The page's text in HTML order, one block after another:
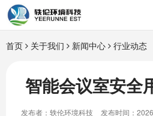
首页
行业解决方案
智能硬件
首页 关于我们 新闻中心 行业动态
智能会议室安全
发布者：轶伦环境科技 发布时间：